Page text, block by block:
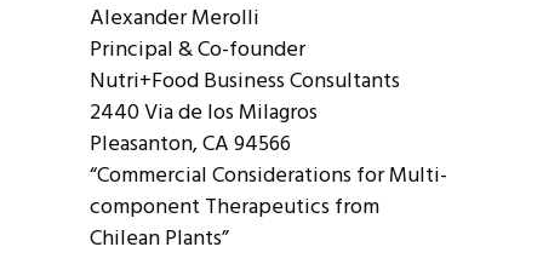
Alexander Merolli
Principal & Co-founder
Nutri+Food Business Consultants
2440 Via de los Milagros
Pleasanton, CA 94566
“Commercial Considerations for Multi-
component Therapeutics from
Chilean Plants”